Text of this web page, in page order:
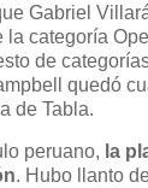
Gabriel
la categoría
de
quedó
de Tabla.
peruano, la
. Hubo llanto